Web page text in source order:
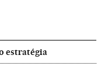
estratégia